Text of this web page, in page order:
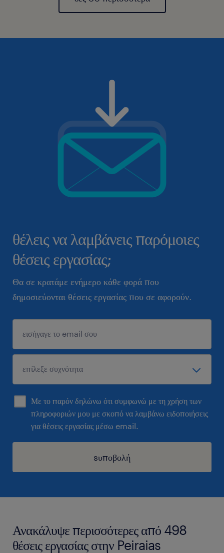
θέλεις να λαμβάνεις παρόμοιες
θέσεις εργασίας;
Θα σε κρατάμε ενήμερο κάθε φορά που
δημοσιεύονται θέσεις εργασίας που σε αφορούν.
Με το παρόν δηλώνω ότι συμφωνώ με τη χρήση των
πληροφοριών μου με σκοπό να λαμβάνω ειδοποιήσεις
για θέσεις εργασίας μέσω email.
sυποβολή
Ανακάλυψε περισσότερες από 498
θέσεις εργασίας στην Peiraias